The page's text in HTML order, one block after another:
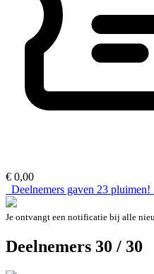
€ 0,00
Deelnemers gaven 23 pluimen!
Je ontvangt een notificatie bij alle
Deelnemers 30 / 30